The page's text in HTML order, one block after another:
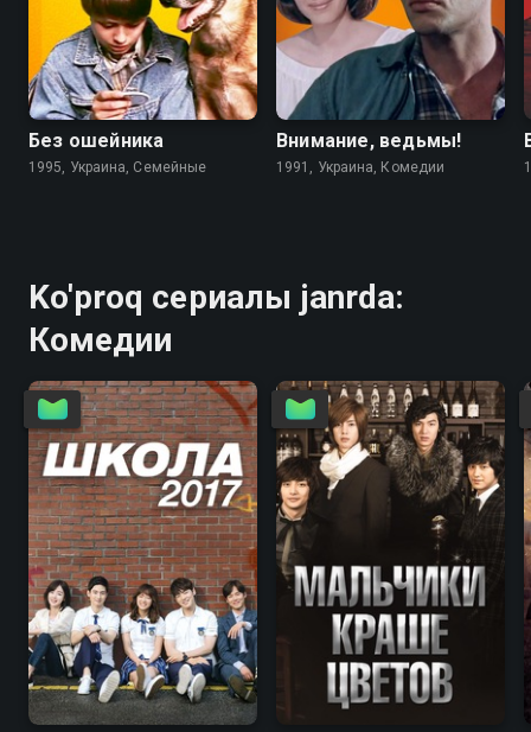
6.7 4.6
Без ошейника
1995, Украина, Семейные
5.6
Внимание, ведьмы!
1991, Украина, Комедии
Ko'proq сериалы janrda:
Комедии
7.7 7.5 7.7